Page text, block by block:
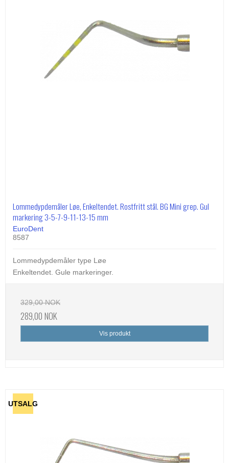
Lommedypdemåler Løe, Enkeltendet. Rostfritt stål. BG Mini grep. Gul
markering 3-5-7-9-11-13-15 mm
EuroDent
8587
Lommedypdemåler type Løe
Enkeltendet. Gule markeringer.
329,00 NOK
289,00 NOK
Vis produkt
UTSALG